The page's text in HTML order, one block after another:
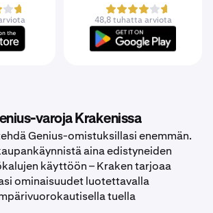
48,8 tuhatta arviota
varoja Krakenissa
Genius-omistuksillasi enemmän.
aina edistyneiden
käyttöön – Kraken tarjoaa
ominaisuudet luotettavalla
tuella